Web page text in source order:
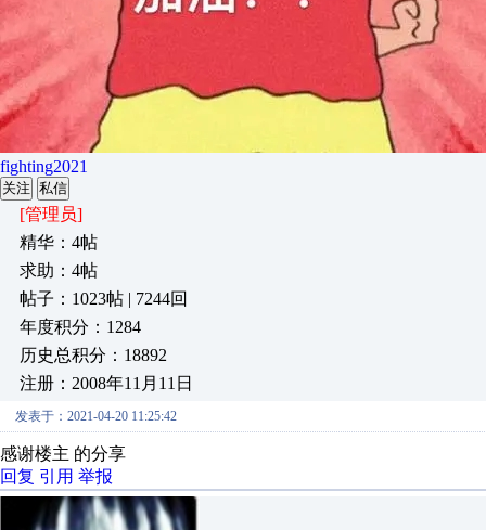
fighting2021
关注 私信
[管理员]
精华：4帖
求助：4帖
帖子：1023帖 | 7244回
年度积分：1284
历史总积分：18892
注册：2008年11月11日
发表于：2021-04-20 11:25:42
感谢楼主 的分享
回复 引用 举报